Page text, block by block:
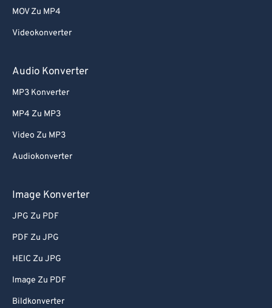
MOV Zu MP4
Videokonverter
Audio Konverter
MP3 Konverter
MP4 Zu MP3
Video Zu MP3
Audiokonverter
Image Konverter
JPG Zu PDF
PDF Zu JPG
HEIC Zu JPG
Image Zu PDF
Bildkonverter